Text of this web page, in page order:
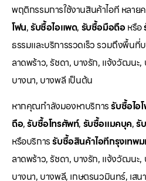
พฤติกรรมการใช้งานสินค้าไอที หลา
โฟน,รับซื้อไอแพด, รับซื้อมือถือหรือ
ธรรมและบริการรวดเร็ว รวมถึงพื้นที่
ลาดพร้าว, รัชดา, บางรัก, แจ้งวัฒนะ
บางนา, บางพลี เป็นต้น
หากคุณกำลังมองหาบริการรับซื้อไอ
ถือ,รับซื้อโทรศัพท์, รับซื้อแมคบุค,รั
หรือบริการรับซื้อสินค้าไอทีกรุงเทพ
ลาดพร้าว, รัชดา, บางรัก, แจ้งวัฒนะ
บางนา, บางพลี, เกษตรนวมินทร์, เส